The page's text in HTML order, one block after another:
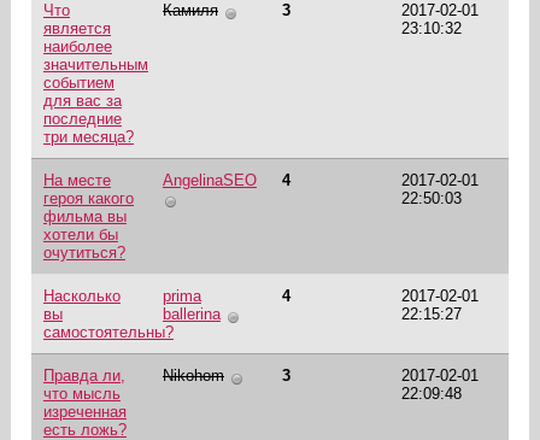
Что
является
наиболее
значительным
событием
для вас за
последние
три месяца?
Камиля 3
2017-02-01
23:10:32
На месте
героя какого
фильма вы
хотели бы
очутиться?
AngelinaSEO 4
2017-02-01
22:50:03
Насколько
вы
самостоятельны?
prima
ballerina
4
2017-02-01
22:15:27
Правда ли,
что мысль
изреченная
есть ложь?
Nikohom 3
2017-02-01
22:09:48